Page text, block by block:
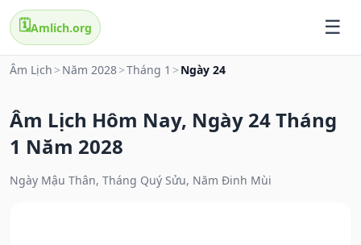
🗓️Amlich.org
Âm Lịch > Năm 2028>Tháng 1 > Ngày 24
Âm Lịch Hôm Nay, Ngày 24 Tháng
1 Năm 2028
Ngày Mậu Thân, Tháng Quý Sửu, Năm Đinh Mùi